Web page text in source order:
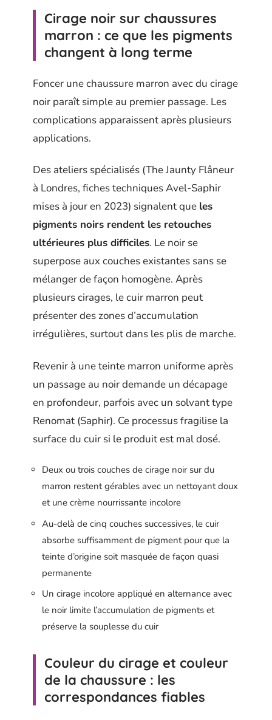
Cirage noir sur chaussures
marron : ce que les pigments
changent à long terme
Foncer une chaussure marron avec du cirage
noir paraît simple au premier passage. Les
complications apparaissent après plusieurs
applications.
Des ateliers spécialisés (The Jaunty Flâneur
à Londres, fiches techniques Avel-Saphir
mises à jour en 2023) signalent que les
pigments noirs rendent les retouches
ultérieures plus difficiles. Le noir se
superpose aux couches existantes sans se
mélanger de façon homogène. Après
plusieurs cirages, le cuir marron peut
présenter des zones d’accumulation
irrégulières, surtout dans les plis de marche.
Revenir à une teinte marron uniforme après
un passage au noir demande un décapage
en profondeur, parfois avec un solvant type
Renomat (Saphir). Ce processus fragilise la
surface du cuir si le produit est mal dosé.
Deux ou trois couches de cirage noir sur du
marron restent gérables avec un nettoyant doux
et une crème nourrissante incolore
Au-delà de cinq couches successives, le cuir
absorbe suffisamment de pigment pour que la
teinte d’origine soit masquée de façon quasi
permanente
Un cirage incolore appliqué en alternance avec
le noir limite l’accumulation de pigments et
préserve la souplesse du cuir
Couleur du cirage et couleur
de la chaussure : les
correspondances fiables